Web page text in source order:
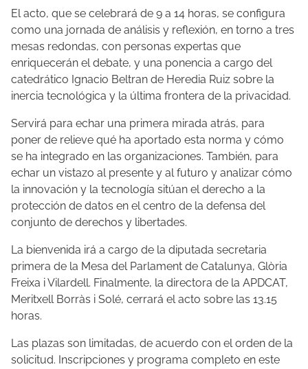
El acto, que se celebrará de 9 a 14 horas, se configura
como una jornada de análisis y reflexión, en torno a tres
mesas redondas, con personas expertas que
enriquecerán el debate, y una ponencia a cargo del
catedrático Ignacio Beltran de Heredia Ruiz sobre la
inercia tecnológica y la última frontera de la privacidad.
Servirá para echar una primera mirada atrás, para
poner de relieve qué ha aportado esta norma y cómo
se ha integrado en las organizaciones. También, para
echar un vistazo al presente y al futuro y analizar cómo
la innovación y la tecnología sitúan el derecho a la
protección de datos en el centro de la defensa del
conjunto de derechos y libertades.
La bienvenida irá a cargo de la diputada secretaria
primera de la Mesa del Parlament de Catalunya, Glòria
Freixa i Vilardell. Finalmente, la directora de la APDCAT,
Meritxell Borràs i Solé, cerrará el acto sobre las 13.15
horas.
Las plazas son limitadas, de acuerdo con el orden de la
solicitud. Inscripciones y programa completo en este